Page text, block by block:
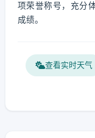
项荣誉称号，充分
成绩。
查看实时天气